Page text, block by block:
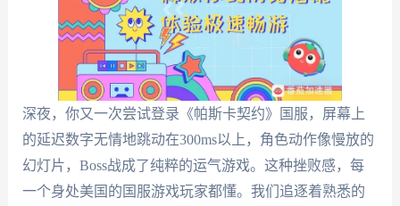
深夜，你又一次尝试登录《帕斯卡契约》国服，屏幕上
的延迟数字无情地跳动在300ms以上，角色动作像慢放的
幻灯片，Boss战成了纯粹的运气游戏。这种挫败感，每
一个身处美国的国服游戏玩家都懂。我们追逐着熟悉的